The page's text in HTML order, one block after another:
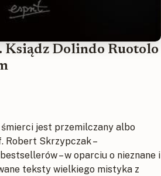
Ksiądz Dolindo Ruotolo
jest przemilczany albo
Robert Skrzypczak –
– w oparciu o nieznane i
teksty wielkiego mistyka z